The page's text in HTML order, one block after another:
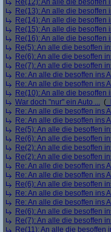
Re(12): An alle die besoffen
Re(13): An alle die besoffen
Re(14): An alle die besoffen
Re(15): An alle die besoffen
Re(16): An alle die besoffen
Re(5): An alle die besoffen
Re(6): An alle die besoffen
Re(7): An alle die besoffen
Re: An alle die besoffen ins
Re: An alle die besoffen ins
Re(10): An alle die besoffen
War doch "nur" ein Auto ... (
Re: An alle die besoffen ins
Re: An alle die besoffen ins
Re(5): An alle die besoffen
Re(6): An alle die besoffen
Re(2): An alle die besoffen
Re(2): An alle die besoffen
Re: An alle die besoffen ins
Re: An alle die besoffen ins
Re(6): An alle die besoffen
Re: An alle die besoffen ins
Re: An alle die besoffen ins
Re(6): An alle die besoffen
Re(7): An alle die besoffen
Re(11): An alle die besoffen